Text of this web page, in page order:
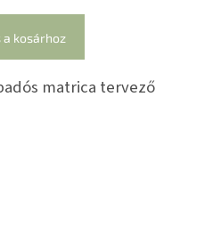
a kosárhoz
matrica tervező